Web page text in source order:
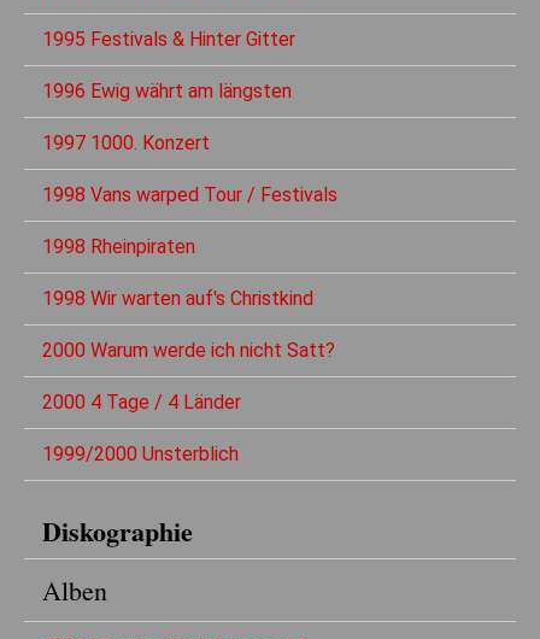
1995 Festivals & Hinter Gitter
1996 Ewig währt am längsten
1997 1000. Konzert
1998 Vans warped Tour / Festivals
1998 Rheinpiraten
1998 Wir warten auf's Christkind
2000 Warum werde ich nicht Satt?
2000 4 Tage / 4 Länder
1999/2000 Unsterblich
Diskographie
Alben